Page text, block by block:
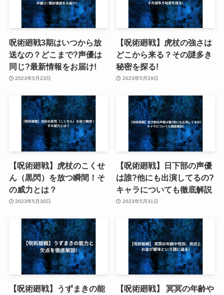
呪術廻戦3期はいつから放
送なの？どこまで?声優は
同じ?最新情報をお届け!
2023年5月23日
【呪術廻戦】虎杖の強さは
どこから来る？その謎多き
秘密を探る!
2023年5月29日
【呪術廻戦】虎杖のこくせ
ん（黒閃）を放つ瞬間！そ
の威力とは？
2023年5月30日
【呪術廻戦】日下部の声優
は誰?他にも出演してるの?
キャラについても徹底解説
2023年5月31日
【呪術廻戦】うずまきの能
【呪術廻戦】 冥冥の年齢や